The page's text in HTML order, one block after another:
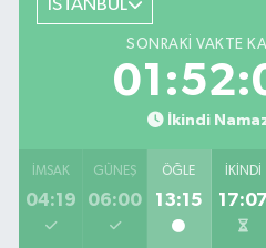
İSTANBUL
SONRAKI VAKTE
İkindi
İMSAK
04:19
GÜNEŞ
06:00
ÖĞLE
13:15
İKINDI
17:07